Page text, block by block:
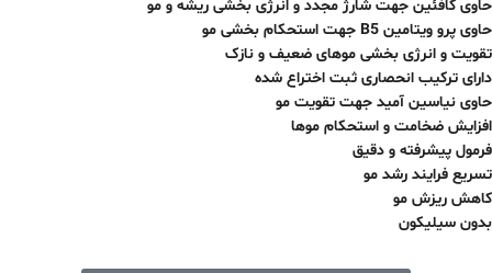
حاوی کافئین جهت شارژ مجدد و انرژی بخشی ریشه و مو
حاوی پرو ویتامین B5 جهت استحکام بخشی مو
تقویت و انرژی بخشی موهای ضعیف و نازک
دارای ترکیب انحصاری ثبت اختراع شده
حاوی نیاسین آمید جهت تقویت مو
افزایش ضخامت و استحکام موها
فرمول پیشرفته و دقیق
تسریع فرایند رشد مو
کاهش ریزش مو
بدون سیلیکون